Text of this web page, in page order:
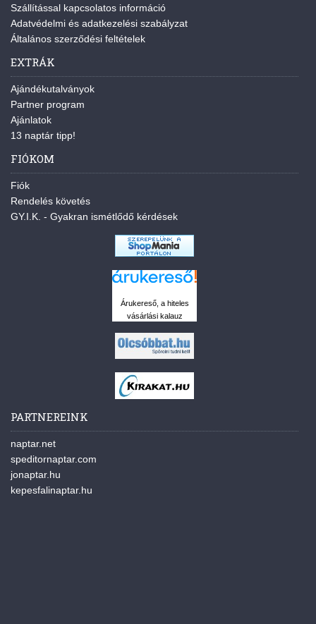
Szállítással kapcsolatos információ
Adatvédelmi és adatkezelési szabályzat
Általános szerződési feltételek
EXTRÁK
Ajándékutalványok
Partner program
Ajánlatok
13 naptár tipp!
FIÓKOM
Fiók
Rendelés követés
GY.I.K. - Gyakran ismétlődő kérdések
Árukereső, a hiteles
vásárlási kalauz
PARTNEREINK
naptar.net
speditornaptar.com
jonaptar.hu
kepesfalinaptar.hu